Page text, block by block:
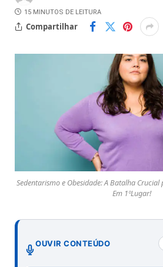
15 MINUTOS DE LEITURA
Compartilhar
Sedentarismo e Obesidade: A Batalha
Em 1ºLugar!
OUVIR CONTEÚDO